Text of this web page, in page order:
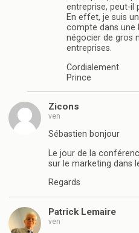
entreprise, peut-il
En effet, je suis
compte dans une
négocier de gros
entreprises.
Cordialement
Prince
Zicons
ven
Sébastien bonjour
Le jour de la
sur le marketing dans
Regards
Patrick Lemaire
ven